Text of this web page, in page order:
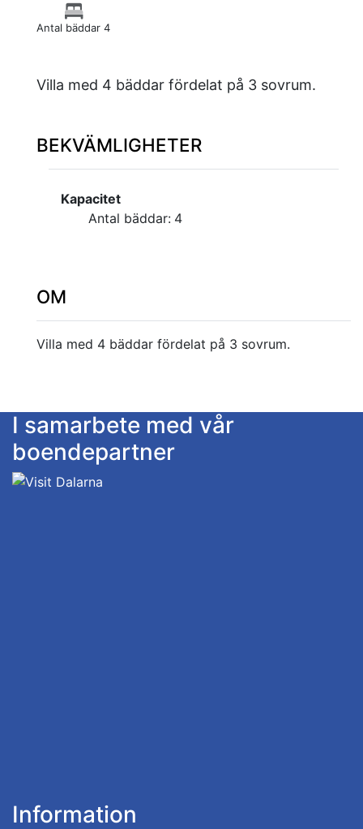
Antal bäddar 4
Villa med 4 bäddar fördelat på 3 sovrum.
BEKVÄMLIGHETER
Kapacitet
Antal bäddar: 4
OM
Villa med 4 bäddar fördelat på 3 sovrum.
I samarbete med vår
boendepartner
Information